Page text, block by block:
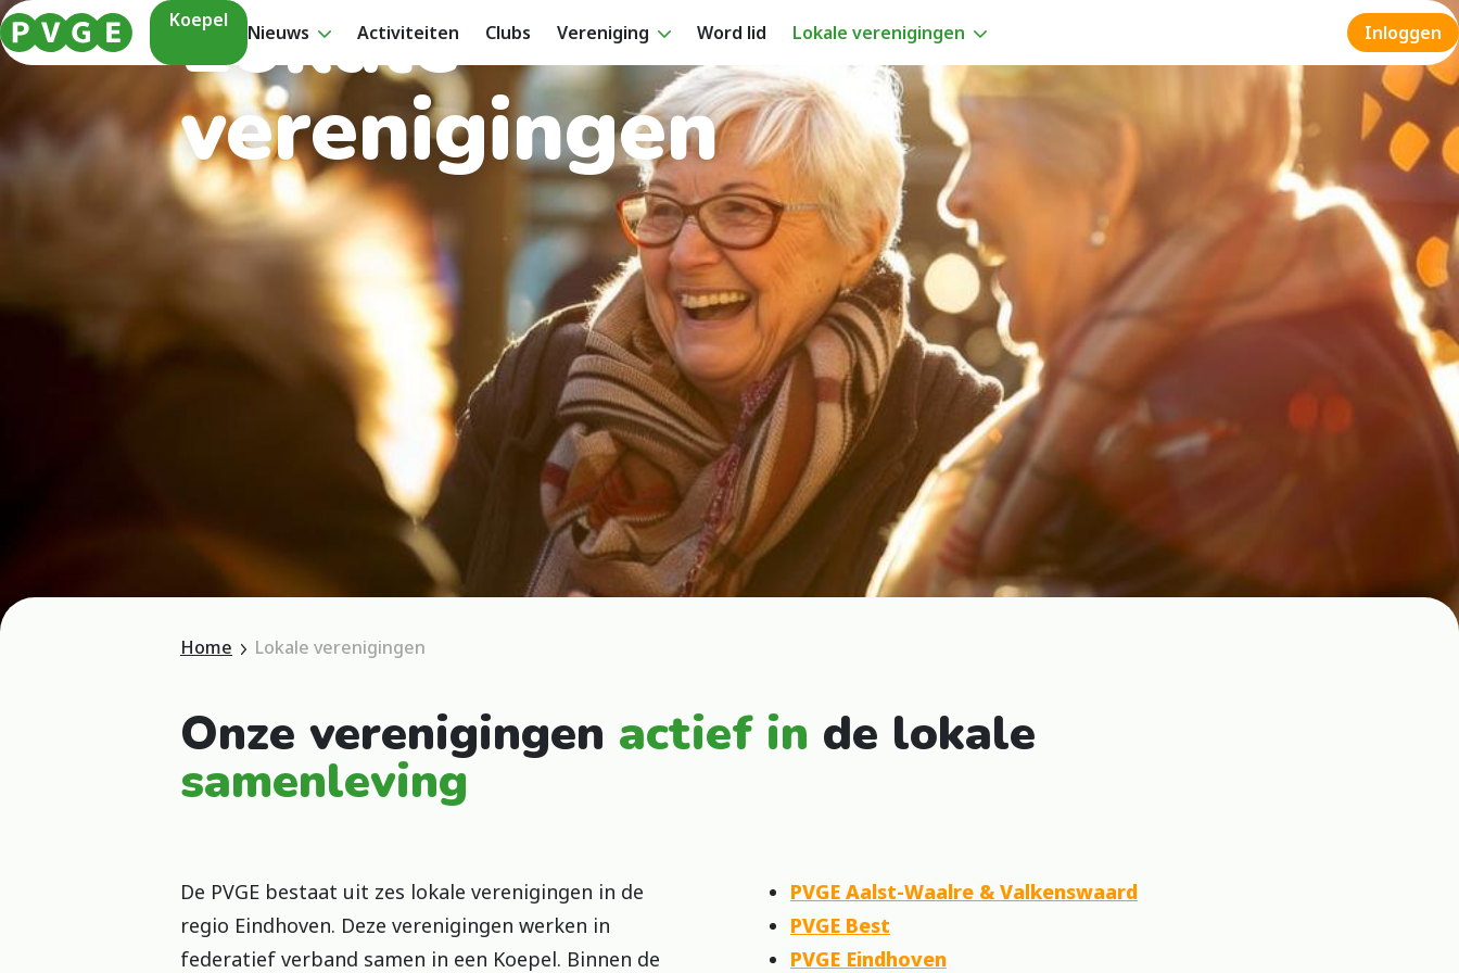
Koepel
Nieuws Activiteiten Clubs Vereniging Word lid Lokale verenigingen Inloggen
Lokale
verenigingen
Home Lokale verenigingen
Onze verenigingen actief in de lokale
samenleving
De PVGE bestaat uit zes lokale verenigingen in de
regio Eindhoven. Deze verenigingen werken in
federatief verband samen in een Koepel. Binnen de
PVGE Aalst-Waalre & Valkenswaard
PVGE Best
PVGE Eindhoven